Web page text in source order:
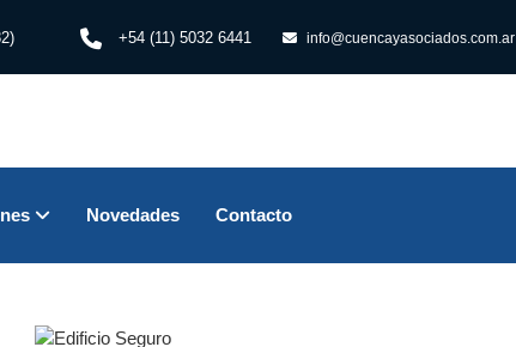
+54 (11) 5032 6441 info@cuencayasociados.com.ar
Novedades Contacto